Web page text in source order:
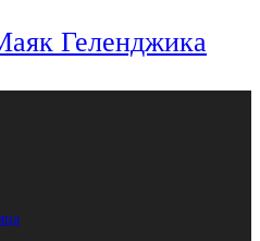
Геленджика